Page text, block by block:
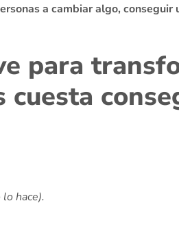
a cambiar algo,
para
hace).